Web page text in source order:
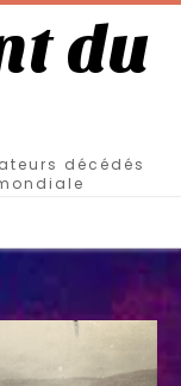
du
décédés